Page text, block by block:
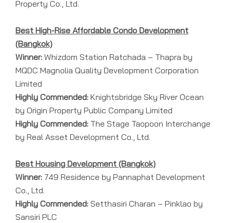
Property Co., Ltd.
Best High-Rise Affordable Condo Development
(Bangkok)
Winner: Whizdom Station Ratchada – Thapra by
MQDC Magnolia Quality Development Corporation
Limited
Highly Commended: Knightsbridge Sky River Ocean
by Origin Property Public Company Limited
Highly Commended: The Stage Taopoon Interchange
by Real Asset Development Co., Ltd.
Best Housing Development (Bangkok)
Winner: 749 Residence by Pannaphat Development
Co., Ltd.
Highly Commended: Setthasiri Charan – Pinklao by
Sansiri PLC